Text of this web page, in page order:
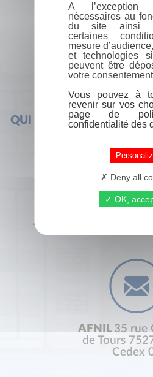
QUI SOMMES-NOUS ?
+33 (0) 1 44 41 29 19
AFNIL 35 rue
de Tours
Cedex
A
nécessaires au
du site ainsi
certaines
mesure
et technologies
peuvent être
votre
Vous pouvez à
revenir sur vos
page de
confidentialité des
Deny all
OK,